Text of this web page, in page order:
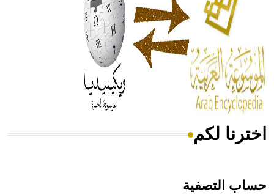
- هل تعلم أن المرجان إفراز حيواني يتكون في البحر ويتركب
من مادة كربونات الكلسيوم، وهو أحمر أو شديد الحمرة وهو
أجود أنواعه، ويمتاز بكبر الحجم ويسمى الش
هل تعلم أن الأبسيد كلمة فرنسية اللفظ تم اعتمادها مصطلحاً
اخترنا لكم
حساب التصفية